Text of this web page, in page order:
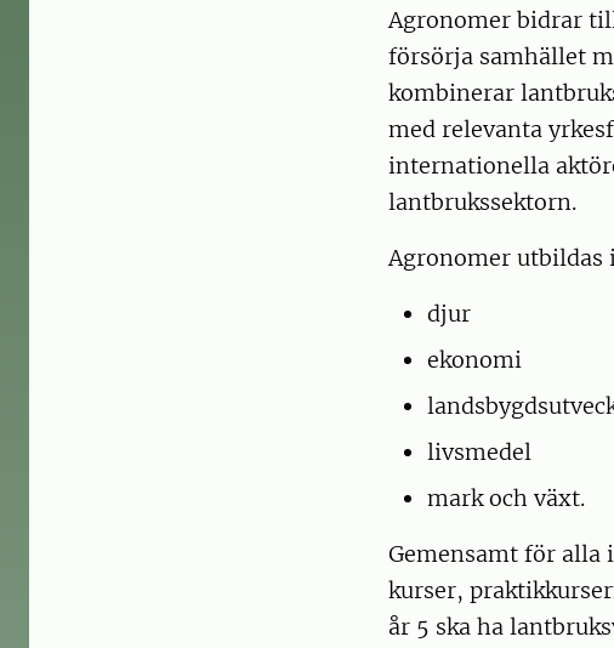
Agronomer bidrar
försörja samhället
kombinerar
med relevanta
internationella
lantbrukssektorn.
Agronomer
djur
ekonomi
livsmedel
mark och växt.
Gemensamt för
kurser,
år 5 ska ha